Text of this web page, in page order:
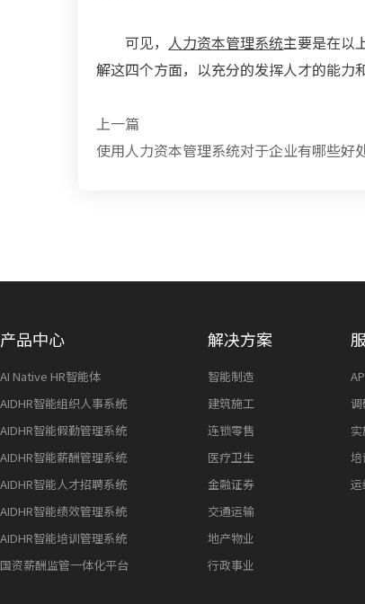
可见， 人力资本管理系统主要是在以
解这四个方面，以充分的发挥人才的能力
上一篇
使用人力资本管理系统对于企业有哪些好
产品中心
AI Native HR智能体
AIDHR智能组织人事系统
AIDHR智能假勤管理系统
AIDHR智能薪酬管理系统
AIDHR智能人才招聘系统
AIDHR智能绩效管理系统
AIDHR智能培训管理系统
国资薪酬监管一体化平台
解决方案
智能制造
建筑施工
连锁零售
医疗卫生
金融证券
交通运输
地产物业
行政事业